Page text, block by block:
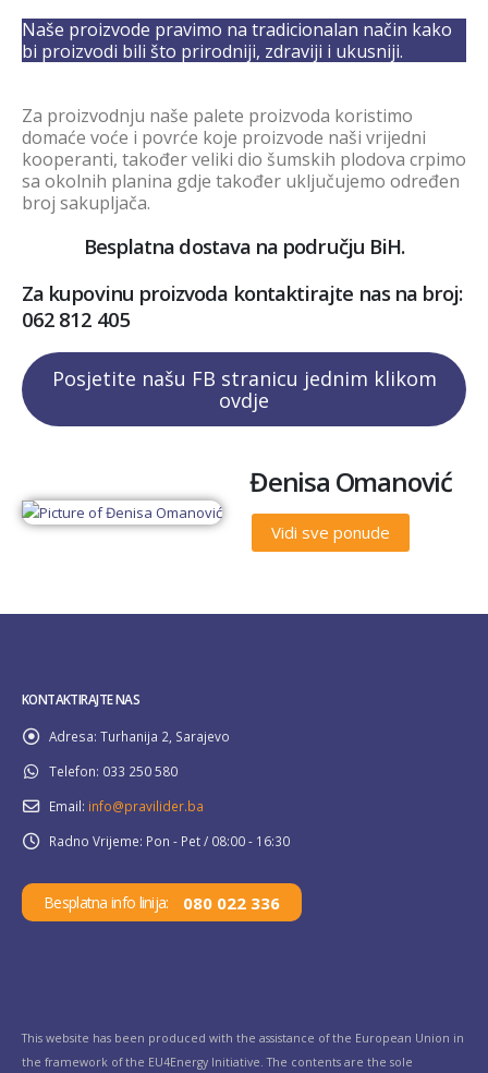
Naše proizvode pravimo na tradicionalan način kako
bi proizvodi bili što prirodniji, zdraviji i ukusniji.
Za proizvodnju naše palete proizvoda koristimo
domaće voće i povrće koje proizvode naši vrijedni
kooperanti, također veliki dio šumskih plodova crpimo
sa okolnih planina gdje također uključujemo određen
broj sakupljača.
Besplatna dostava na području BiH.
Za kupovinu proizvoda kontaktirajte nas na broj:
062 812 405
Posjetite našu FB stranicu jednim klikom
ovdje
Đenisa Omanović
Vidi sve ponude
KONTAKTIRAJTE NAS
Adresa: Turhanija 2, Sarajevo
Telefon: 033 250 580
Email: info@pravilider.ba
Radno Vrijeme: Pon - Pet / 08:00 - 16:30
Besplatna info linija: 080 022 336
This website has been produced with the assistance of the European Union in
the framework of the EU4Energy Initiative. The contents are the sole